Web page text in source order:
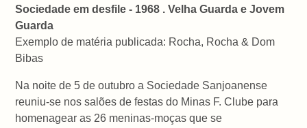
Sociedade em desfile - 1968 . Velha Guarda e Jovem
Guarda
Exemplo de matéria publicada: Rocha, Rocha & Dom
Bibas
Na noite de 5 de outubro a Sociedade Sanjoanense
reuniu-se nos salões de festas do Minas F. Clube para
homenagear as 26 meninas-moças que se